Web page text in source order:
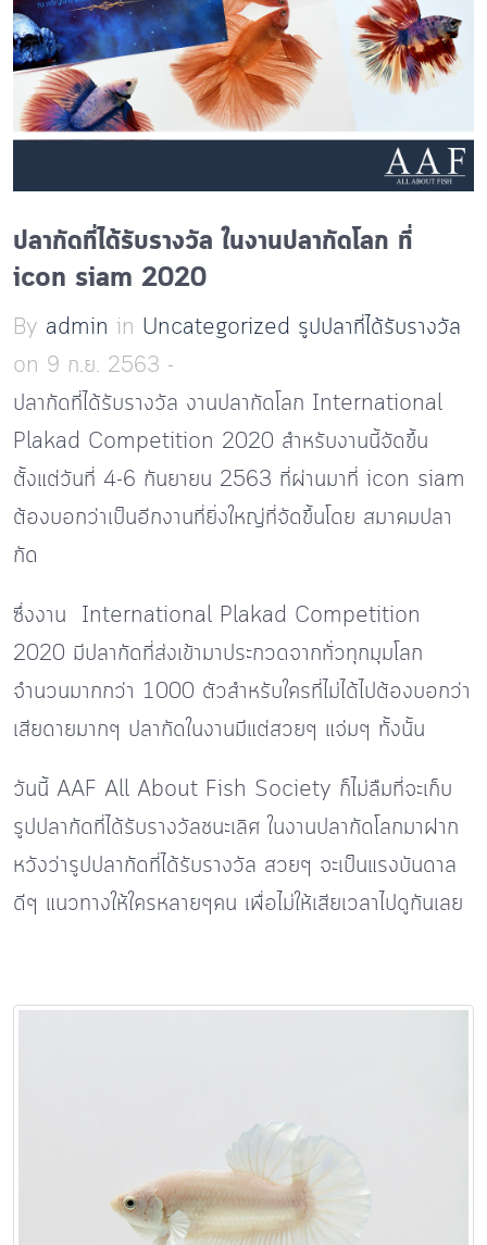
ปลากัดที่ได้รับรางวัล ในงานปลากัดโลก ที่
icon siam 2020
By admin in Uncategorized รูปปลาที่ได้รับรางวัล
on 9 ก.ย. 2563 -
ปลากัดที่ได้รับรางวัล งานปลากัดโลก International
Plakad Competition 2020 สำหรับงานนี้จัดขึ้น
ตั้งแต่วันที่ 4-6 กันยายน 2563 ที่ผ่านมาที่ icon siam
ต้องบอกว่าเป็นอีกงานที่ยิ่งใหญ่ที่จัดขึ้นโดย สมาคมปลา
กัด
ซึ่งงาน International Plakad Competition
2020 มีปลากัดที่ส่งเข้ามาประกวดจากทั่วทุกมุมโลก
จำนวนมากกว่า 1000 ตัวสำหรับใครที่ไม่ได้ไปต้องบอกว่า
เสียดายมากๆ ปลากัดในงานมีแต่สวยๆ แจ่มๆ ทั้งนั้น
วันนี้ AAF All About Fish Society ก็ไม่ลืมที่จะเก็บ
รูปปลากัดที่ได้รับรางวัลชนะเลิศ ในงานปลากัดโลกมาฝาก
หวังว่ารูปปลากัดที่ได้รับรางวัล สวยๆ จะเป็นแรงบันดาล
ดีๆ แนวทางให้ใครหลายๆคน เพื่อไม่ให้เสียเวลาไปดูกันเลย